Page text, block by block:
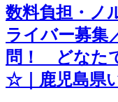
数料負担・
ライバー募集
問！ どなた
☆｜鹿児島県